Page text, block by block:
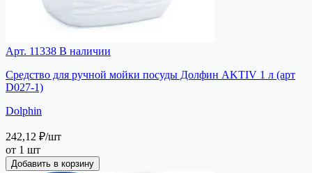
Арт. 11338 В наличии
Средство для ручной мойки посуды Долфин AKTIV 1 л (арт
D027-1)
Dolphin
242,12 ₽/шт
от 1 шт
Добавить в корзину